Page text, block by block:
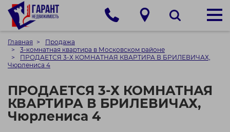
Главная
Продажа
3-комнатная квартира в Московском районе
ПРОДАЕТСЯ 3-Х КОМНАТНАЯ КВАРТИРА В БРИЛЕВИЧАХ,
Чюрлениса 4
ПРОДАЕТСЯ 3-Х КОМНАТНАЯ
КВАРТИРА В БРИЛЕВИЧАХ,
Чюрлениса 4